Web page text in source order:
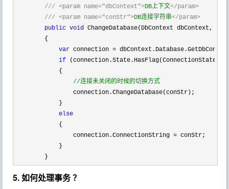
/// <param name="dbContext">DB上下文</param>
/// <param name="conStr">DB连接字符串</param>
public void ChangeDatabase(DbContext dbContext,
        {
var connection =
if
            {
//连接未关闭的时候的切换方式
                connection.ChangeDatabase(conStr);
            }
else
            {
                connection.ConnectionString
= conStr;
            }
        }
5. 如何处理事务 ？